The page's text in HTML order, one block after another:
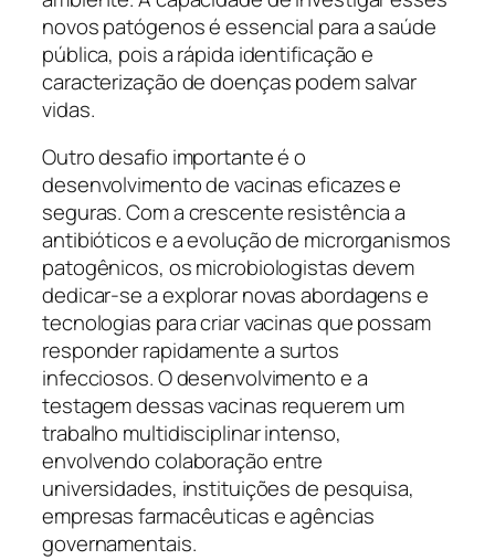
novos patógenos é essencial para a saúde
pública, pois a rápida identificação e
caracterização de doenças podem salvar
vidas.
Outro desafio importante é o
desenvolvimento de vacinas eficazes e
seguras. Com a crescente resistência a
antibióticos e a evolução de microrganismos
patogênicos, os microbiologistas devem
dedicar-se a explorar novas abordagens e
tecnologias para criar vacinas que possam
responder rapidamente a surtos
infecciosos. O desenvolvimento e a
testagem dessas vacinas requerem um
trabalho multidisciplinar intenso,
envolvendo colaboração entre
universidades, instituições de pesquisa,
empresas farmacêuticas e agências
governamentais.